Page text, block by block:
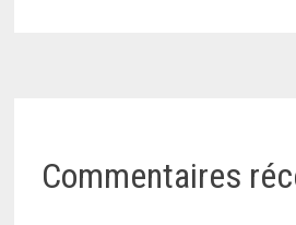
Commentaires